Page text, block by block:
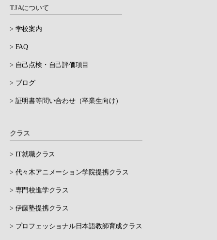
TJAについて
> 学校案内
> FAQ
> 自己点検・自己評価項目
> ブログ
> 証明書等問い合わせ（卒業生向け）
クラス
> IT就職クラス
> 代々木アニメーション学院提携クラス
> 専門校進学クラス
> 伊藤塾提携クラス
> プロフェッショナル日本語教師育成クラス